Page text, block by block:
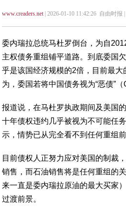
www.creaders.net| 2026-01-10 11:42:26 自由时报 |
委内瑞拉总统马杜罗倒台，为自
主权债务重组铺平道路。到底委国
乎是该国经济规模的2倍，目前最
为，委国若将中国债务视为“恶债”
报道说，在马杜罗执政期间及美国
十年债权违约几乎被视为不可能任
示，情势已从完全看不到任何重组
目前债权人正努力应对美国的制裁
销售，而石油销售将是任何重组的
来一直是委内瑞拉原油的最大买家
过渡前景。